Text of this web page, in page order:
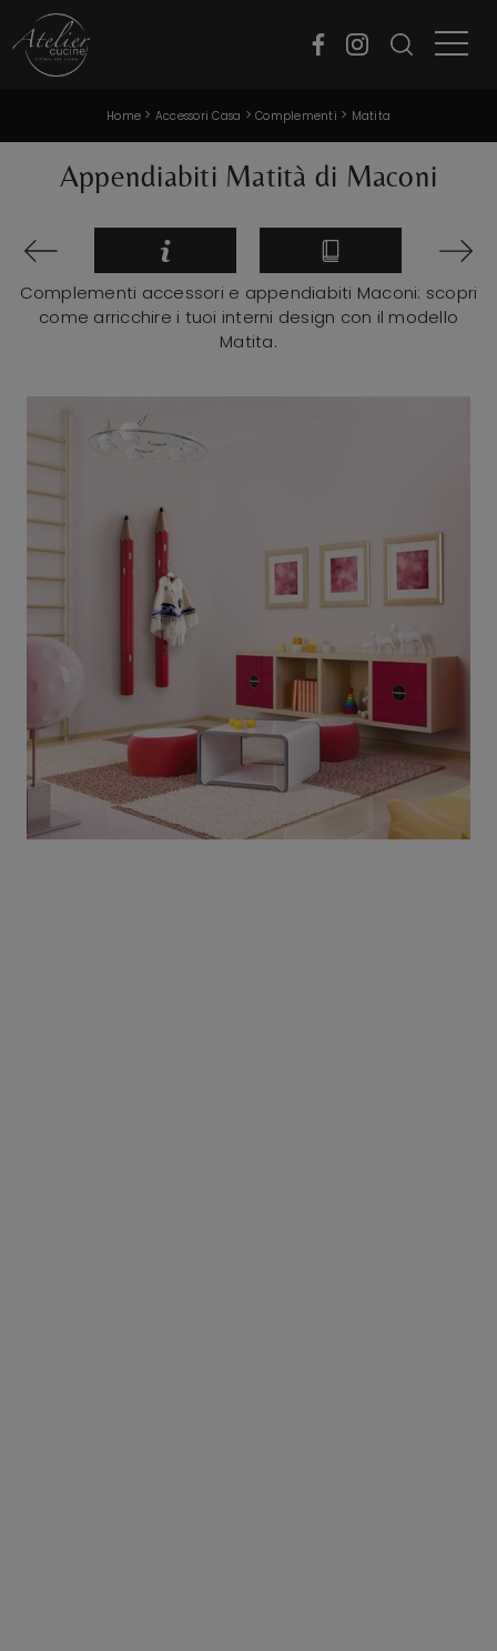
Home > Accessori Casa > Complementi > Matita
Appendiabiti Matità di Maconi
Complementi accessori e appendiabiti Maconi: scopri
come arricchire i tuoi interni design con il modello
Matita.